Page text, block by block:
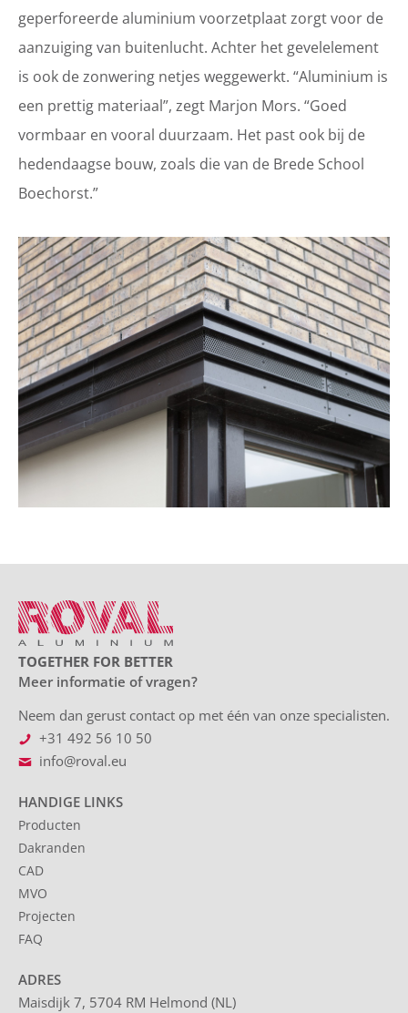
geperforeerde aluminium voorzetplaat zorgt voor de
aanzuiging van buitenlucht. Achter het gevelelement
is ook de zonwering netjes weggewerkt. “Aluminium is
een prettig materiaal”, zegt Marjon Mors. “Goed
vormbaar en vooral duurzaam. Het past ook bij de
hedendaagse bouw, zoals die van de Brede School
Boechorst.”
TOGETHER FOR BETTER
Meer informatie of vragen?
Neem dan gerust contact op met één van onze specialisten.
+31 492 56 10 50
info@roval.eu
HANDIGE LINKS
Producten
Dakranden
CAD
MVO
Projecten
FAQ
ADRES
Maisdijk 7, 5704 RM Helmond (NL)